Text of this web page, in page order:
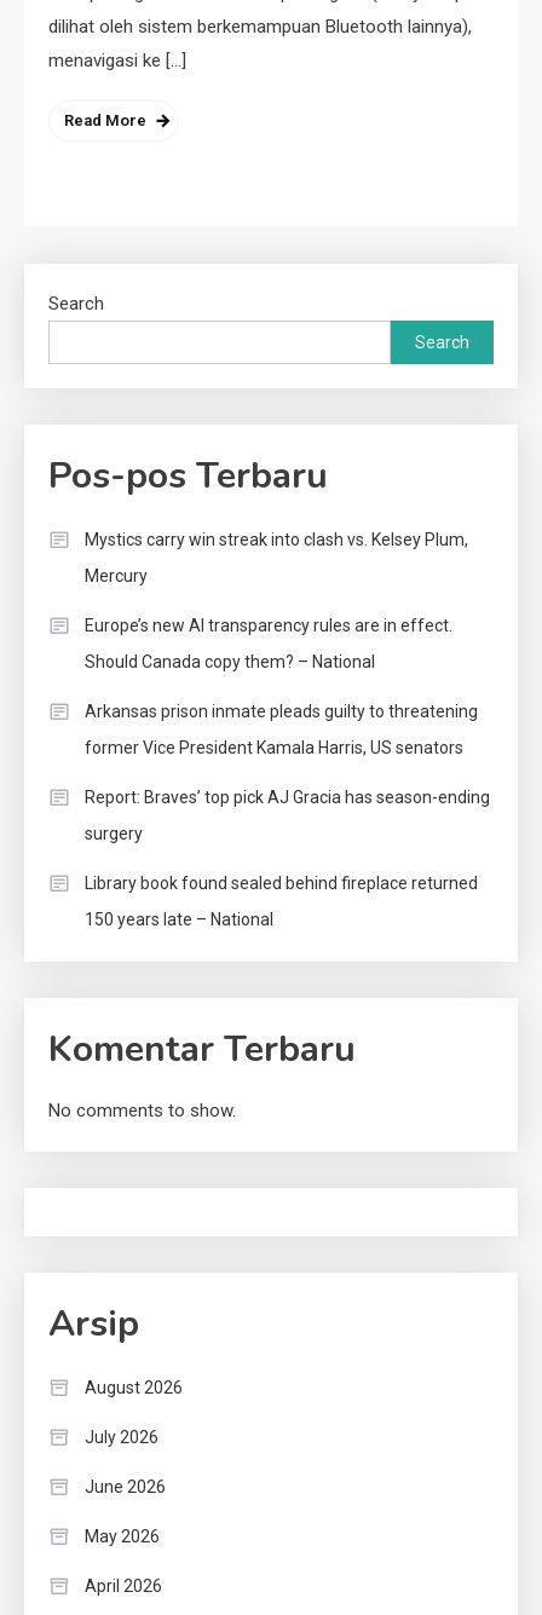
dilihat oleh sistem berkemampuan Bluetooth lainnya),
menavigasi ke […]
Read More
Search
Search
Pos-pos Terbaru
Mystics carry win streak into clash vs. Kelsey Plum,
Mercury
Europe’s new AI transparency rules are in effect.
Should Canada copy them? – National
Arkansas prison inmate pleads guilty to threatening
former Vice President Kamala Harris, US senators
Report: Braves’ top pick AJ Gracia has season-ending
surgery
Library book found sealed behind fireplace returned
150 years late – National
Komentar Terbaru
No comments to show.
Arsip
August 2026
July 2026
June 2026
May 2026
April 2026